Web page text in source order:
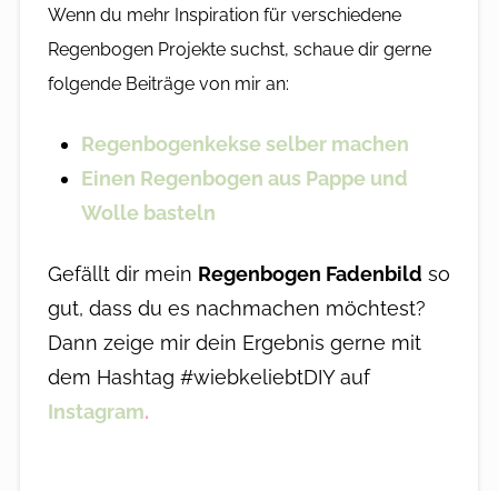
Wenn du mehr Inspiration für verschiedene
Regenbogen Projekte suchst, schaue dir gerne
folgende Beiträge von mir an:
Regenbogenkekse selber machen
Einen Regenbogen aus Pappe und
Wolle basteln
Gefällt dir mein Regenbogen Fadenbild so
gut, dass du es nachmachen möchtest?
Dann zeige mir dein Ergebnis gerne mit
dem Hashtag #wiebkeliebtDIY auf
Instagram.